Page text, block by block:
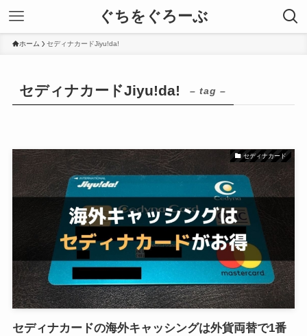
ぐちをぐろーぶ
ホーム セディナカードJiyu!da!
セディナカードJiyu!da! – tag –
セディナカード
セディナカードの海外キャッシングは外貨両替で1番